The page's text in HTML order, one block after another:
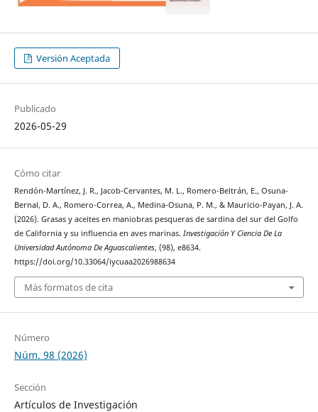
Versión Aceptada
Publicado
2026-05-29
Cómo citar
Rendón-Martínez, J. R., Jacob-Cervantes, M. L., Romero-Beltrán, E., Osuna-
Bernal, D. A., Romero-Correa, A., Medina-Osuna, P. M., & Mauricio-Payan, J. A.
(2026). Grasas y aceites en maniobras pesqueras de sardina del sur del Golfo
de California y su influencia en aves marinas. Investigación Y Ciencia De La
Universidad Autónoma De Aguascalientes, (98), e8634.
https://doi.org/10.33064/iycuaa2026988634
Más formatos de cita
Número
Núm. 98 (2026)
Sección
Artículos de Investigación